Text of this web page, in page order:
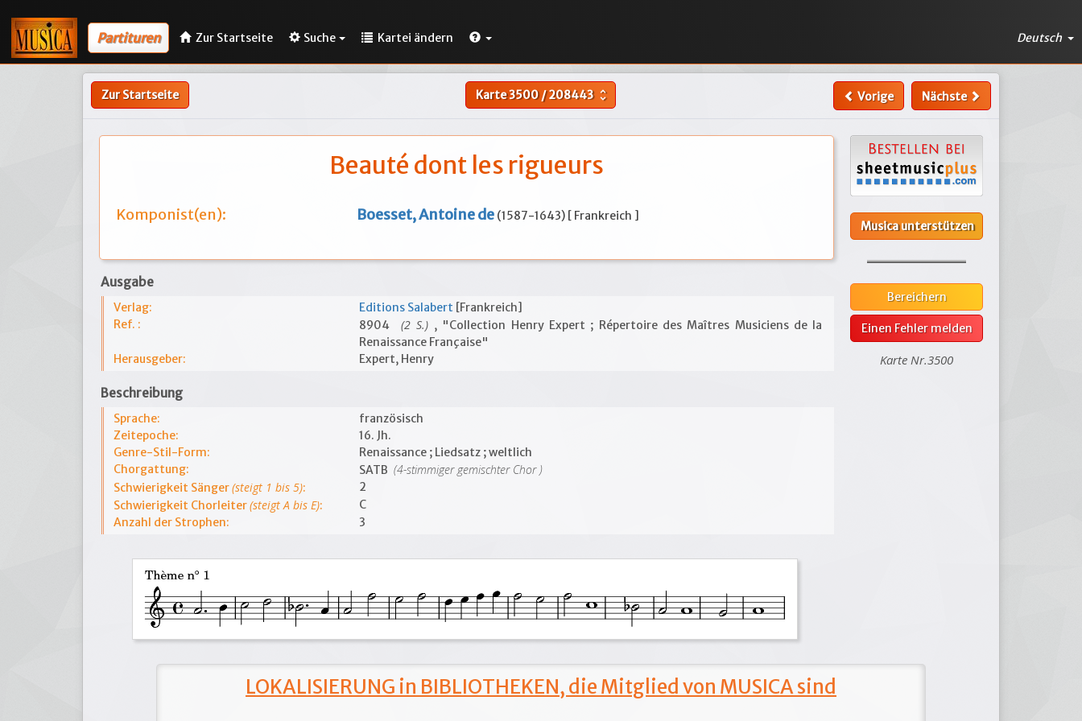
Partituren Zur Startseite Suche Kartei ändern Deutsch
Zur Startseite Karte3500/208443 unfold_more Vorige Nächste
Beauté dont les rigueurs
Komponist(en): Boesset, Antoine de (1587-1643) [ Frankreich ]
Ausgabe
Verlag: Editions Salabert [Frankreich]
Ref. :
8904 (2 S.) , "Collection Henry Expert ; Répertoire des Maîtres Musiciens de la
Renaissance Française"
Herausgeber:
Expert, Henry
Beschreibung
Sprache:
französisch
Zeitepoche:
16. Jh.
Genre-Stil-Form:
Renaissance ; Liedsatz ; weltlich
Chorgattung:
SATB (4-stimmiger gemischter Chor )
Schwierigkeit Sänger(steigt 1 bis 5):
2
Schwierigkeit Chorleiter(steigt A bis E):
C
Anzahl der Strophen:
3
Musica unterstützen
Bereichern
Einen Fehler melden
Karte Nr.3500
LOKALISIERUNG in BIBLIOTHEKEN, die Mitglied von MUSICA sind